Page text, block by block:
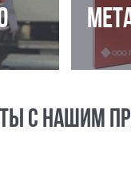
С НАШИМ